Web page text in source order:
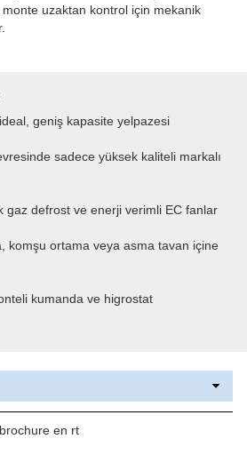
uzaktan kontrol için mekanik
geniş kapasite yelpazesi
sadece yüksek kaliteli markalı
gaz defrost ve enerji verimli EC fanlar
komşu ortama veya asma tavan içine
kumanda ve higrostat
en rt